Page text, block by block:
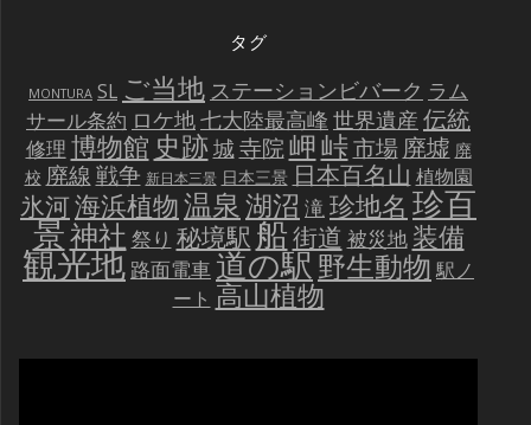
タグ
MONTURA SL ご当地 ステーションビバーク ラム
サール条約 ロケ地七大陸最高峰 世界遺産 伝統
修理 博物館 史跡城寺院岬峠市場 廃墟 廃
校 廃線戦争 新日本三景 日本三景 日本百名山 植物園
氷河海浜植物温泉湖沼 滝珍地名 珍百
景神社 祭り 秘境駅船街道 被災地 装備
観光地 路面電車道の駅野生動物 駅ノ
ート 高山植物